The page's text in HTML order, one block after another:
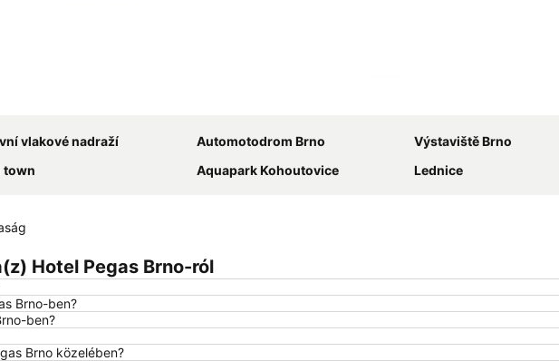
vlakové nadraží Automotodrom Brno
Výstaviště Brno
town Aquapark Kohoutovice Lednice
Hotel Pegas Brno-ról
Brno-ben?
ben?
Brno közelében?